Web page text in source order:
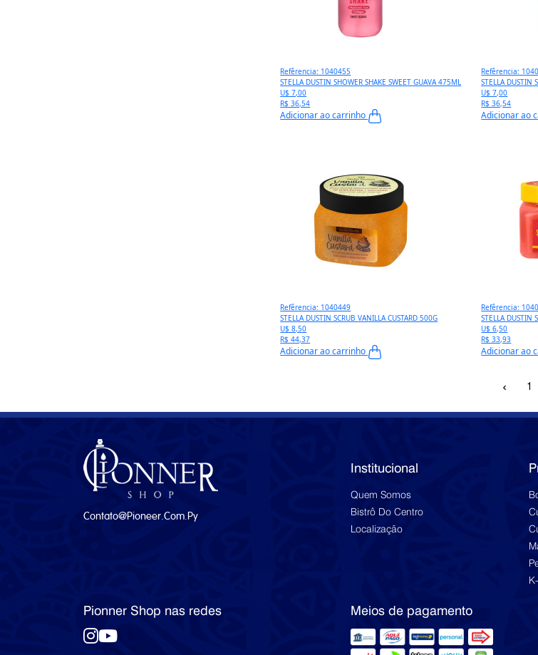
Refêrencia: 1040455
STELLA DUSTIN SHOWER SHAKE SWEET GUAVA 475ML
U$ 7,00
R$ 36,54
Adicionar ao carrinho
Refêrencia:
STELLA DUSTIN
U$ 7,00
R$ 36,54
Adicionar ao
Refêrencia: 1040449
STELLA DUSTIN SCRUB VANILLA CUSTARD 500G
U$ 8,50
R$ 44,37
Adicionar ao carrinho
Refêrencia:
STELLA DUSTIN
U$ 6,50
R$ 33,93
Adicionar ao
1
Contato@pioneer.com.py
Institucional
Quem Somos
Bistrô Do Centro
Localização
Pionner Shop nas redes Meios de pagamento